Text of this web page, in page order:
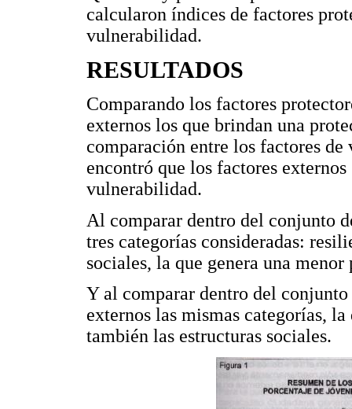
calcularon índices de factores
vulnerabilidad.
RESULTADOS
Comparando los factores
externos los que brindan una
comparación entre los factores
encontró que los factores
vulnerabilidad.
Al comparar dentro del conjunto
tres categorías consideradas:
sociales, la que genera una
Y al comparar dentro del
externos las mismas categorías,
también las estructuras sociales.